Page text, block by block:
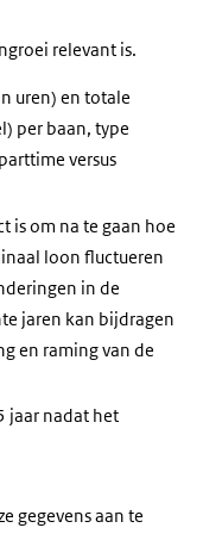
relevant is.
uren) en totale
per baan, type
versus
is om na te gaan hoe
loon fluctueren
in de
jaren kan bijdragen
en raming van de
jaar nadat het
gegevens aan te